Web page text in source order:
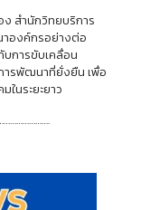
ง สำนักวิทยบริการ
าองค์กรอย่างต่อ
การขับเคลื่อน
ารพัฒนาที่ยั่งยืน เพื่อ
นระยะยาว